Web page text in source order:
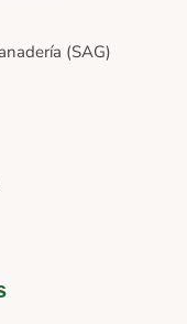
(SAG)